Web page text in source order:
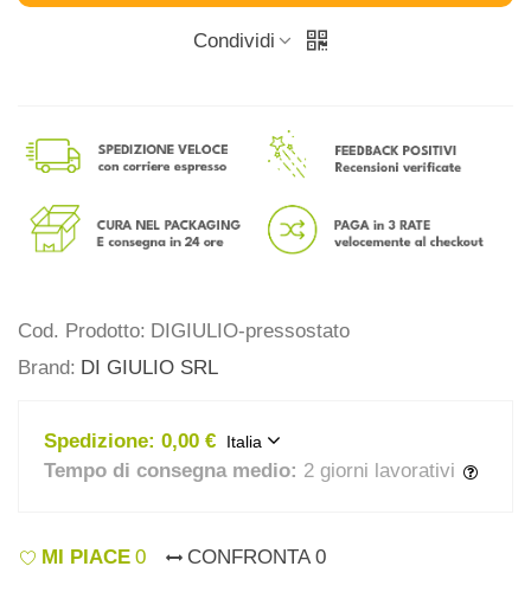
Condividi
Cod. Prodotto: DIGIULIO-pressostato
Brand: DI GIULIO SRL
Spedizione: 0,00 € Italia
Tempo di consegna medio: 2 giorni lavorativi
MI PIACE 0 CONFRONTA 0